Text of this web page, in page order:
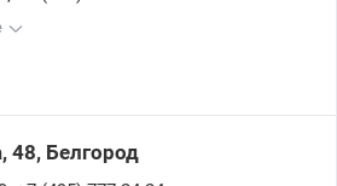
48, Белгород